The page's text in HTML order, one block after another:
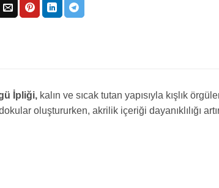
İpliği, kalın ve sıcak tutan yapısıyla kışlık
oluştururken, akrilik içeriği dayanıklılığı